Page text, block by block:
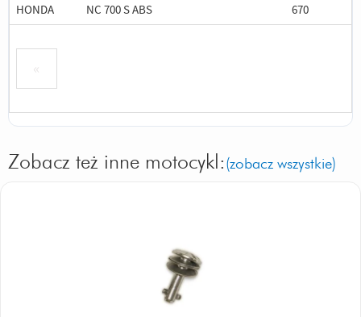
HONDA
NC 700 S ABS 670
«
Zobacz też inne motocykl: (zobacz wszystkie)